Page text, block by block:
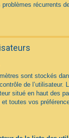
récurrents
sont stockés
de l’utilisateur.
situé en haut des
toutes vos